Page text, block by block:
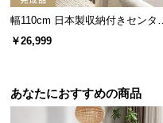
幅110cm 日本製収納付きセンター
テーブル TCT-007
￥26,999
あなたにおすすめの商品